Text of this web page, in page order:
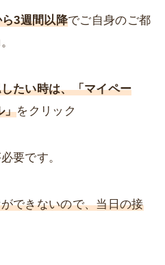
3週間以降でご自身のご都
たい時は、「マイペー
」をクリック
要です。
できないので、当日の接